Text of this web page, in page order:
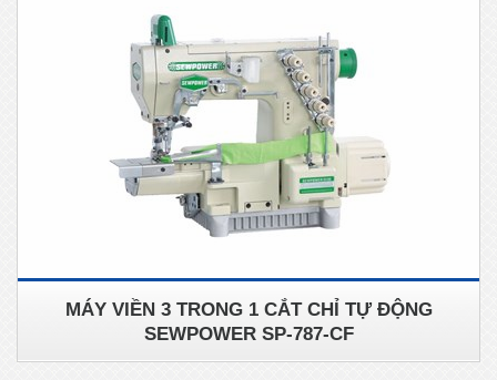
MÁY VIỀN 3 TRONG 1 CẮT CHỈ TỰ ĐỘNG
SEWPOWER SP-787-CF